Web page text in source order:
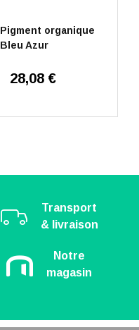
Pigment organique
Bleu Azur
28,08 €
Transport
& livraison
Notre
magasin